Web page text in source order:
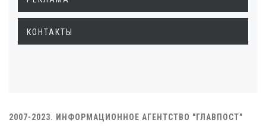
КОНТАКТЫ
2007-2023. ИНФОРМАЦИОННОЕ АГЕНТСТВО "ГЛАВПОСТ"